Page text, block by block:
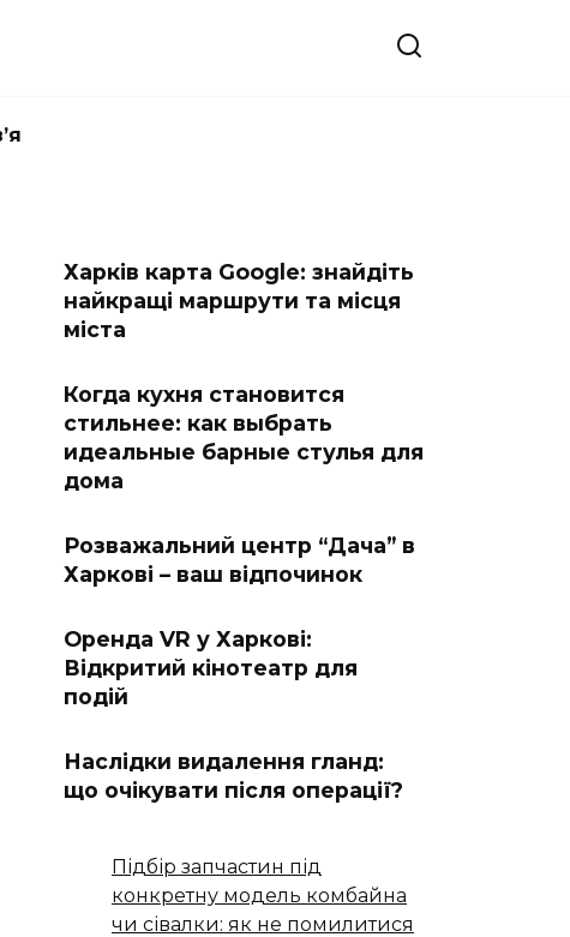
Харків карта Google: знайдіть
найкращі маршрути та місця
міста
Когда кухня становится
стильнее: как выбрать
идеальные барные стулья для
дома
Розважальний центр “Дача” в
Харкові – ваш відпочинок
Оренда VR у Харкові:
Відкритий кінотеатр для
подій
Наслідки видалення гланд:
що очікувати після операції?
Підбір запчастин під
конкретну модель комбайна
чи сівалки: як не помилитися